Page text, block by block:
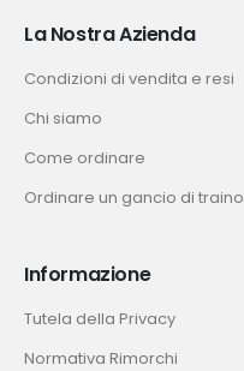
La Nostra Azienda
Condizioni di vendita e resi
Chi siamo
Come ordinare
Ordinare un gancio di traino
Informazione
Tutela della Privacy
Normativa Rimorchi